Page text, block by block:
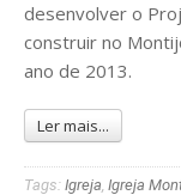
desenvolver o
construir no
ano de 2013.
Ler mais...
Tags: Igreja, Igreja